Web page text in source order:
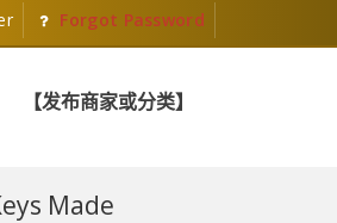
Forgot Password
【发布商家或分类】
Made